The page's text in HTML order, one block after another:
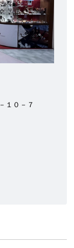
１０－７